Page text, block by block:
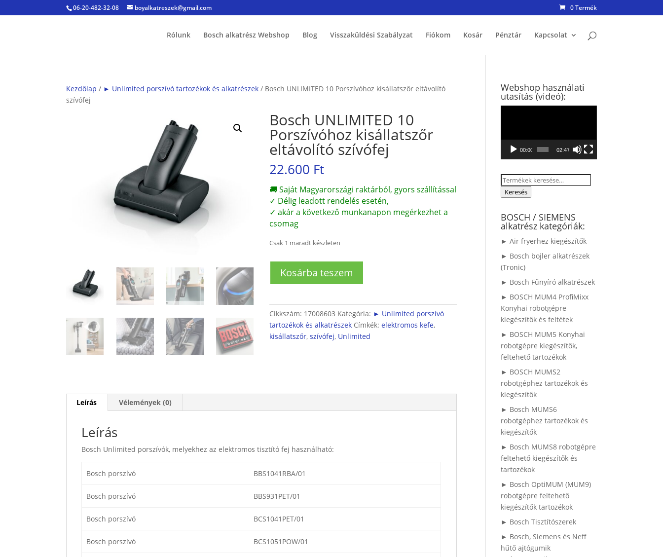
06-20-482-32-08 boyalkatreszek@gmail.com 0 Termék
Rólunk Bosch alkatrész Webshop Blog Visszaküldési Szabályzat Fiókom Kosár Pénztár Kapcsolat
Kezdőlap / ► Unlimited porszívó tartozékok és alkatrészek / Bosch UNLIMITED 10 Porszívóhoz kisállatszőr eltávolító
szívófej
Bosch UNLIMITED 10
Porszívóhoz kisállatszőr
eltávolító szívófej
22.600 Ft
🚚 Saját Magyarországi raktárból, gyors szállítással
✓ Délig leadott rendelés esetén,
✓ akár a következő munkanapon megérkezhet a
csomag
Csak 1 maradt készleten
UNLIMITED
kisállatszőr
eltávolító
szívófej
Kosárba teszem
Cikkszám: 17008603 Kategória: ► Unlimited porszívó
tartozékok és alkatrészek Címkék:elektromos kefe,
kisállatszőr,szívófej, Unlimited
Leírás Vélemények (0)
Leírás
Bosch Unlimited porszívók, melyekhez az elektromos tisztító fej használható:
Bosch porszívó BBS1041RBA/01
Bosch porszívó BBS931PET/01
Bosch porszívó BCS1041PET/01
Bosch porszívó BCS1051POW/01
Webshop használati
utasítás (videó):
00:00 02:47
Keresés
Keresés
BOSCH / SIEMENS
alkatrész kategóriák:
► Air fryerhez kiegészítők
► Bosch bojler alkatrészek
(Tronic)
► Bosch Fűnyíró alkatrészek
► BOSCH MUM4 ProfiMixx
Konyhai robotgépre
kiegészítők és feltétek
► BOSCH MUM5 Konyhai
robotgépre kiegészítők,
feltehető tartozékok
► BOSCH MUMS2
robotgéphez tartozékok és
kiegészítők
► Bosch MUMS6
robotgéphez tartozékok és
kiegészítők
► Bosch MUMS8 robotgépre
feltehető kiegészítők és
tartozékok
► Bosch OptiMUM (MUM9)
robotgépre feltehető
kiegészítők tartozékok
► Bosch Tisztítószerek
► Bosch, Siemens és Neff
hűtő ajtógumik